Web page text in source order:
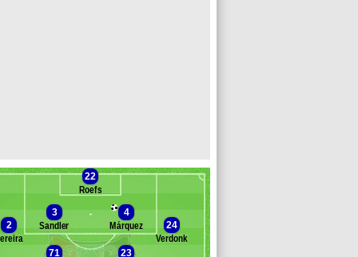
22
Roefs
3
Sandler
4
Márquez
2
24
Verdonk
71
23